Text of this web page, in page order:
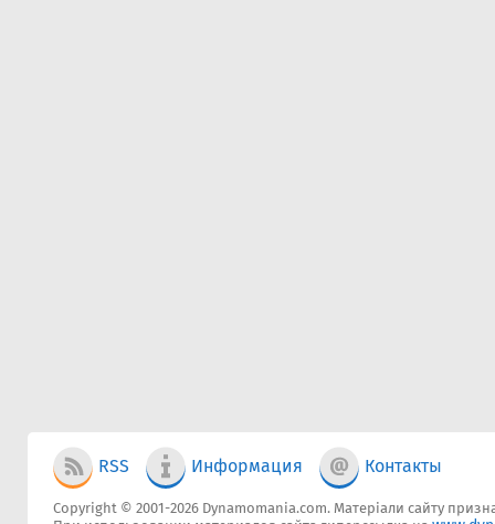
RSS Информация Контакты
Copyright © 2001-2026 Dynamomania.com. Матеріали сайту